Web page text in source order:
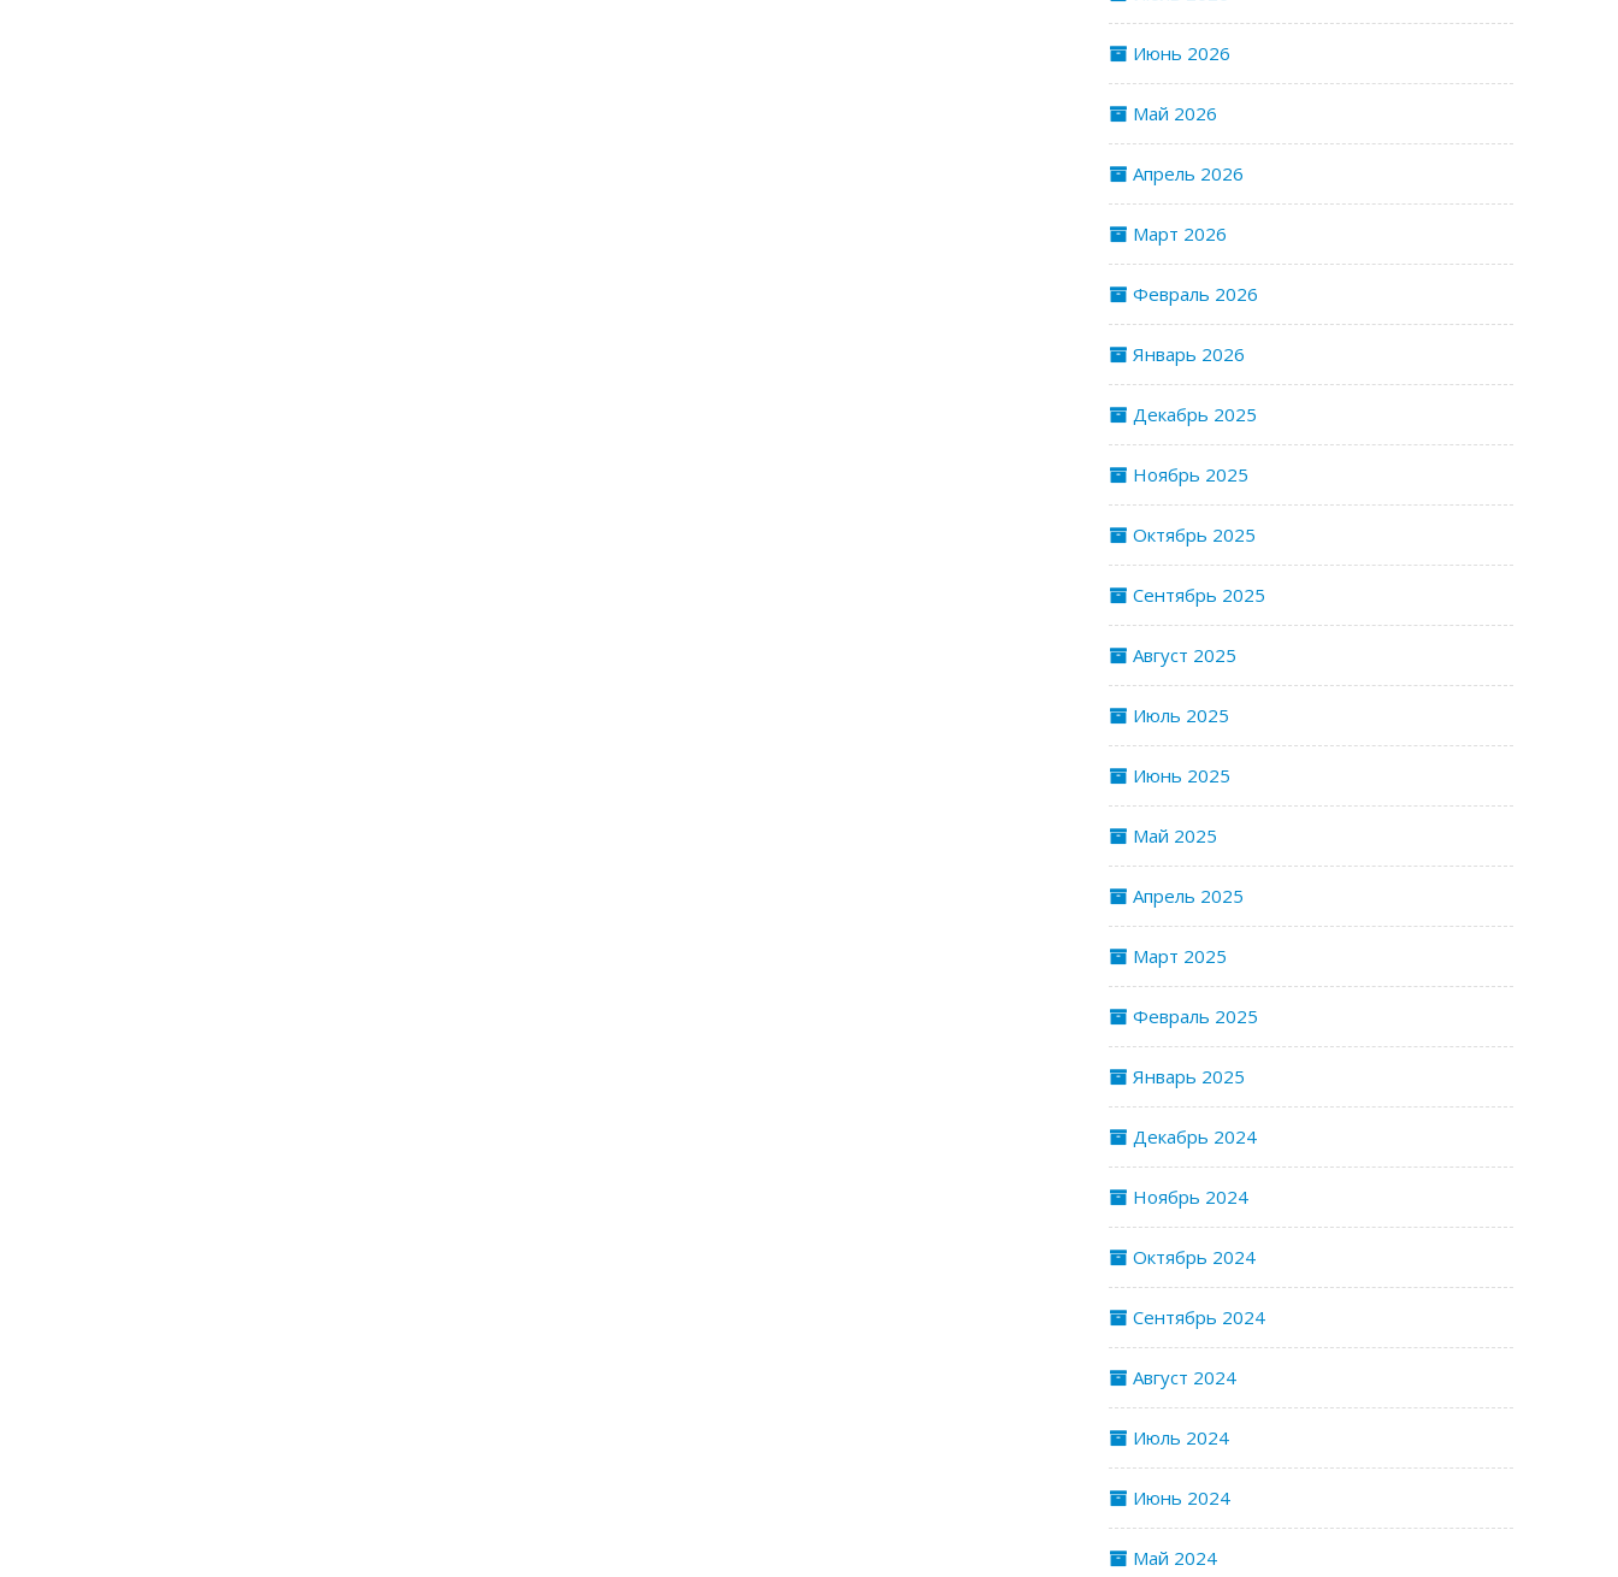
Июнь 2026
Май 2026
Апрель 2026
Март 2026
Февраль 2026
Январь 2026
Декабрь 2025
Ноябрь 2025
Октябрь 2025
Сентябрь 2025
Август 2025
Июль 2025
Июнь 2025
Май 2025
Апрель 2025
Март 2025
Февраль 2025
Январь 2025
Декабрь 2024
Ноябрь 2024
Октябрь 2024
Сентябрь 2024
Август 2024
Июль 2024
Июнь 2024
Май 2024